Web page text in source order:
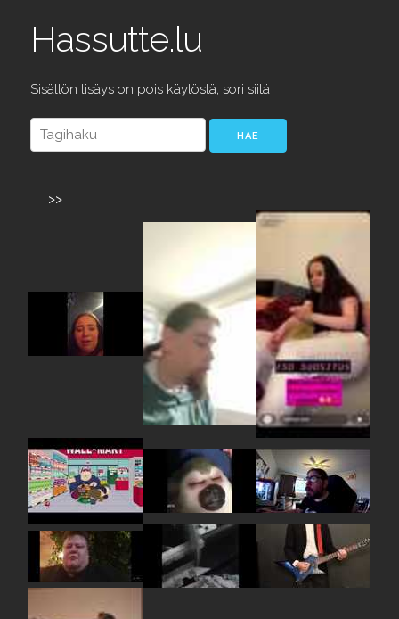
Hassutte.lu
Sisällön lisäys on pois käytöstä, sori siitä
>>